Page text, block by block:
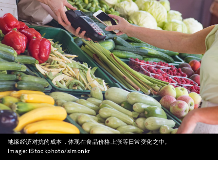
地缘经济对抗的成本，体现在食品价格上涨等日常变化之中。
Image: iStockphoto/simonkr